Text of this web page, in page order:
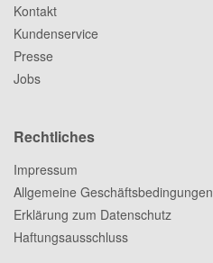
Kontakt
Kundenservice
Presse
Jobs
Rechtliches
Impressum
Allgemeine Geschäftsbedingungen
Erklärung zum Datenschutz
Haftungsausschluss